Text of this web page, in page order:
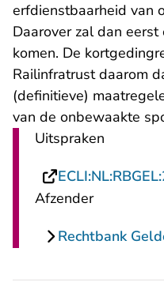
erfdienstbaarheid van
Daarover zal dan
komen. De
Railinfratrust daarom
(definitieve)
van de onbewaakte
Uitspraken
Afzender
Rechtbank